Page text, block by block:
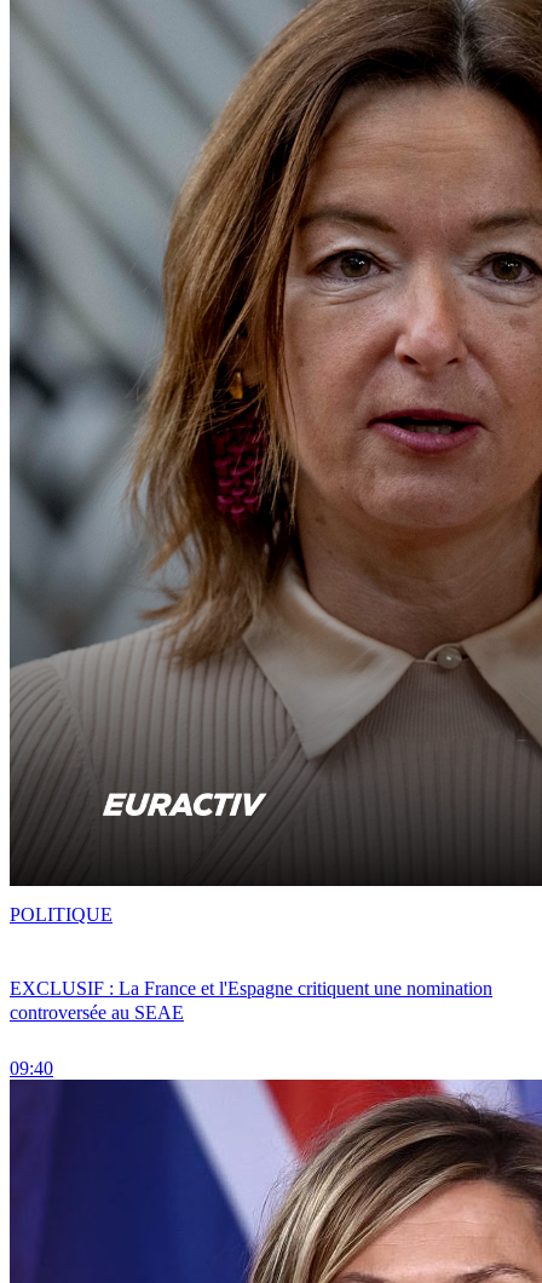
EXCLUSIF : La France et l'Espagne critiquent une nomination
controversée au SEAE
09:40
POLITIQUE